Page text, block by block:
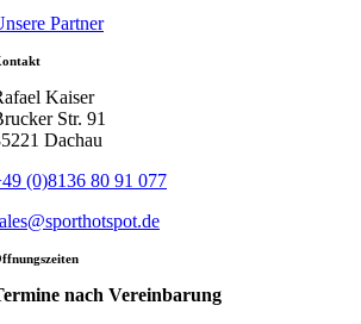
Partner
Kaiser
Str. 91
Dachau
(0)8136 80 91 077
nach Vereinbarung